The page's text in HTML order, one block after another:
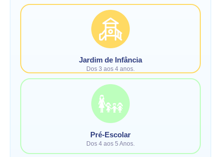
Jardim de Infância
Dos 3 aos 4 anos.
Pré-Escolar
Dos 4 aos 5 Anos.